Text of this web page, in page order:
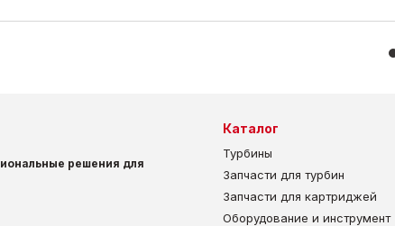
решения для
Каталог
Турбины
Запчасти для турбин
Запчасти для картриджей
Оборудование и инструмент